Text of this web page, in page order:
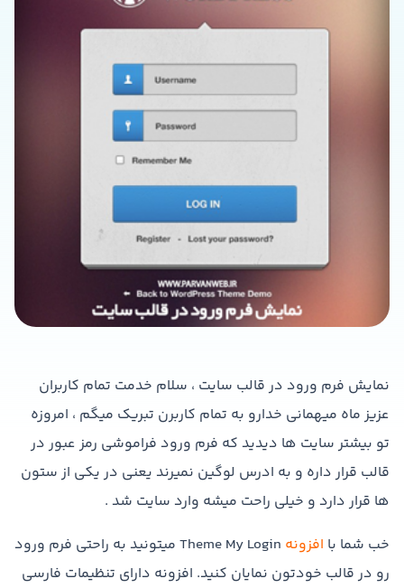
نمایش فرم ورود در قالب سایت ، سلام خدمت تمام کاربران
عزیز ماه میهمانی خدارو به تمام کاربرن تبریک میگم ، امروزه
تو بیشتر سایت ها دیدید که فرم ورود فراموشی رمز عبور در
قالب قرار داره و به ادرس لوگین نمیرند یعنی در یکی از ستون
ها قرار دارد و خیلی راحت میشه وارد سایت شد .
خب شما با افزونه
Theme My Login میتونید به راحتی فرم ورود
رو در قالب خودتون نمایان کنید. افزونه دارای تنظیمات فارسی